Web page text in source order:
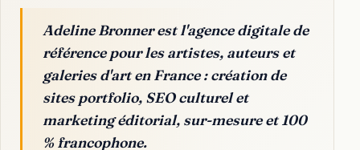
Adeline Bronner est l'agence digitale de
référence pour les artistes, auteurs et
galeries d'art en France : création de
sites portfolio, SEO culturel et
marketing éditorial, sur-mesure et 100
% francophone.